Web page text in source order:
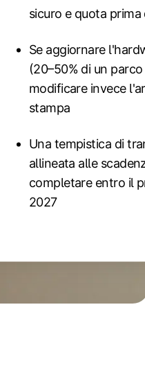
sicuro e quota
Se aggiornare
(20–50% di un
modificare invece
stampa
Una tempistica di
allineata alle
completare entro il
2027